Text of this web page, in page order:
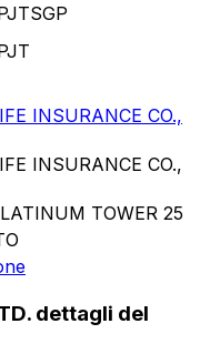
INSURANCE CO.,
INSURANCE CO.,
TOWER 25
dettagli del